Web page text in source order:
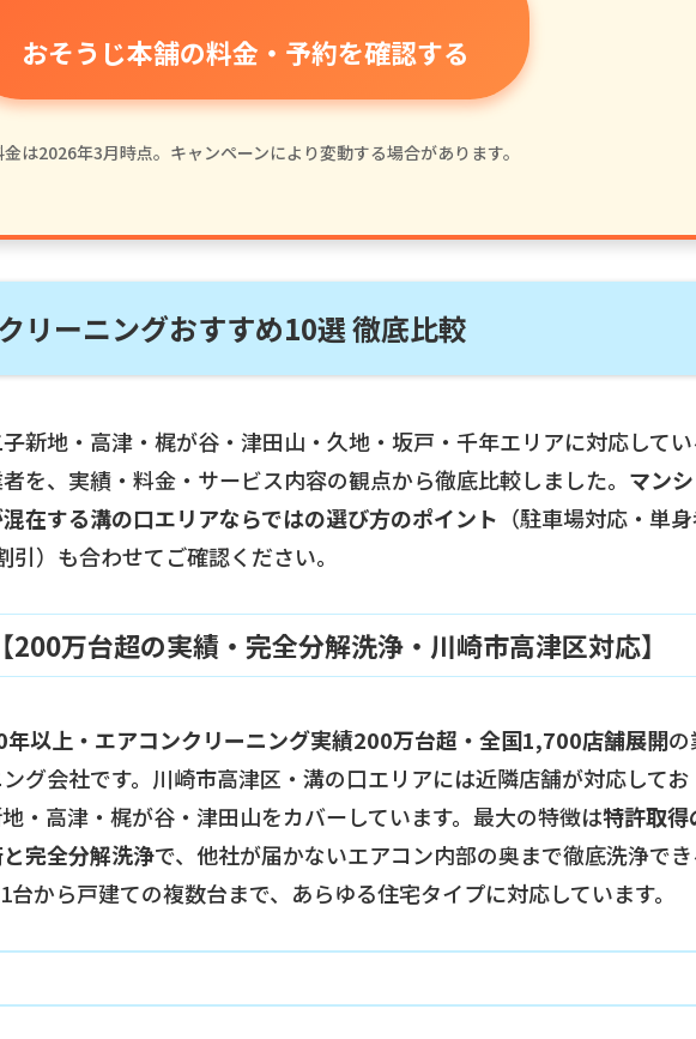
おそうじ本舗の料金・予約を確認する
は2026年3月時点。キャンペーンにより変動する場合があります。
リーニングおすすめ10選 徹底比較
新地・高津・梶が谷・津田山・久地・坂戸・千年エリアに対応してい
を、実績・料金・サービス内容の観点から徹底比較しました。 マン
在する溝の口エリアならではの選び方のポイント （駐車場対応・単
）も合わせてご確認ください。
万台超の実績・完全分解洗浄・川崎市高津区対応】
年以上・エアコンクリーニング実績200万台超・全国1,700店舗展開の
グ会社です。川崎市高津区・溝の口エリアには近隣店舗が対応してお
・高津・梶が谷・津田山をカバーしています。最大の特徴は特許取得
完全分解洗浄で、他社が届かないエアコン内部の奥まで徹底洗浄でき
台から戸建ての複数台まで、あらゆる住宅タイプに対応しています。